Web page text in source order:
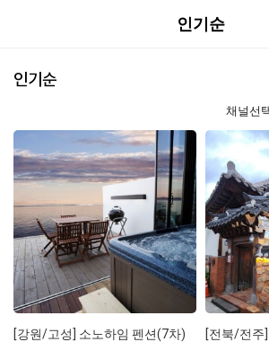
인기순
인기순
채널선
[강원/고성] 소노하임 펜션(7차)